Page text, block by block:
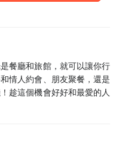
餐廳和旅館，就可以讓你行
情人約會、朋友聚餐，還是
趁這個機會好好和最愛的人